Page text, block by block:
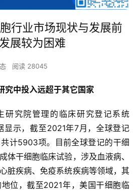
行业市场现状与发展前
展较为困难
阅读 28045
究中投入远超于其它国家
研究院管理的临床研究登记系统
示，截至2021年7月，全球登记
计5903项。目前全球登记的干细
体干细胞临床试验，涉及血液病、
脏疾病、免疫系统疾病等领域，其
位，截至2021年，美国干细胞临